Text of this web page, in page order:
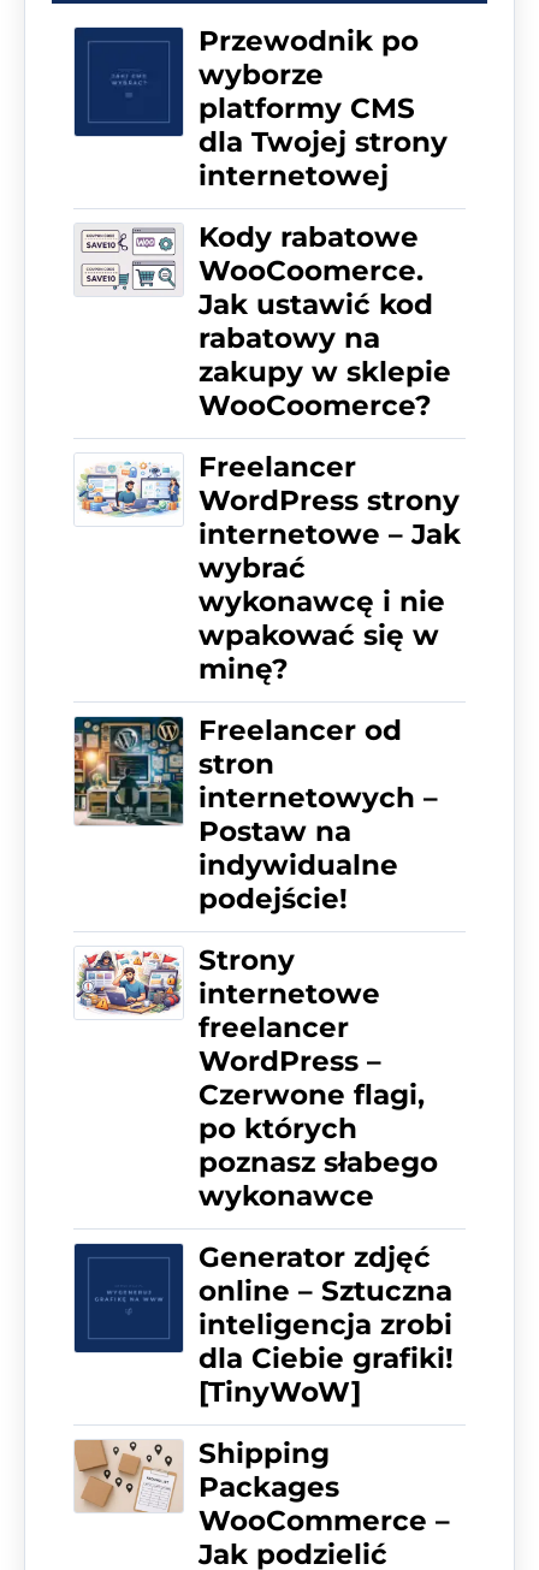
Przewodnik po
wyborze
platformy CMS
dla Twojej strony
internetowej
Kody rabatowe
WooCoomerce.
Jak ustawić kod
rabatowy na
zakupy w sklepie
WooCoomerce?
Freelancer
WordPress strony
internetowe – Jak
wybrać
wykonawcę i nie
wpakować się w
minę?
Freelancer od
stron
internetowych –
Postaw na
indywidualne
podejście!
Strony
internetowe
freelancer
WordPress –
Czerwone flagi,
po których
poznasz słabego
wykonawce
Generator zdjęć
online – Sztuczna
inteligencja zrobi
dla Ciebie grafiki!
[TinyWoW]
Shipping
Packages
WooCommerce –
Jak podzielić